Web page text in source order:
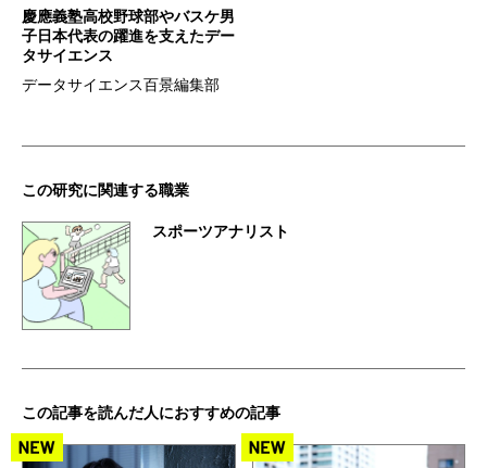
慶應義塾高校野球部やバスケ男
子日本代表の躍進を支えたデー
タサイエンス
データサイエンス百景編集部
この研究に関連する職業
スポーツアナリスト
この記事を読んだ人におすすめの記事